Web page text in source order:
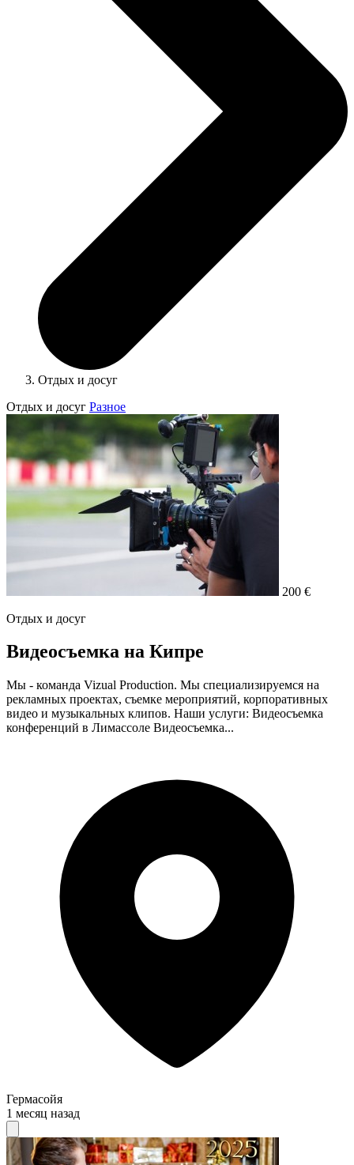
Отдых и досуг
Отдых и досуг Разное
200 €
Отдых и досуг
Видеосъемка на Кипре
Мы - команда Vizual Production. Мы специализируемся на
рекламных проектах, съемке мероприятий, корпоративных
видео и музыкальных клипов. Наши услуги: Видеосъемка
конференций в Лимассоле Видеосъемка...
Гермасойя
1 месяц назад